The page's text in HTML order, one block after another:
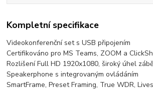
Kompletní specifikace
Videokonferenční set s USB připojením
Certifikováno pro MS Teams, ZOOM a
Rozlišení Full HD 1920x1080, široký úhel
Speakerphone s integrovaným ovládáním
SmartFrame, Preset Framing, True WDR,